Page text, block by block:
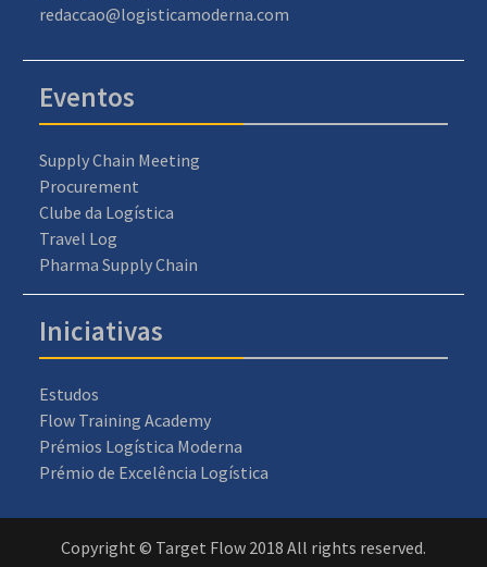
redaccao@logisticamoderna.com
Eventos
Supply Chain Meeting
Procurement
Clube da Logística
Travel Log
Pharma Supply Chain
Iniciativas
Estudos
Flow Training Academy
Prémios Logística Moderna
Prémio de Excelência Logística
Copyright © Target Flow 2018 All rights reserved.